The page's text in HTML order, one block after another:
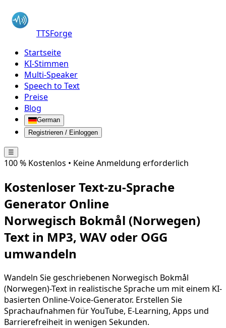
TTSForge
Startseite
KI-Stimmen
Multi-Speaker
Speech to Text
Preise
Blog
German
Registrieren / Einloggen
☰
100 % Kostenlos • Keine Anmeldung erforderlich
Kostenloser Text-zu-Sprache
Generator Online
Norwegisch Bokmål (Norwegen)
Text in MP3, WAV oder OGG
umwandeln
Wandeln Sie geschriebenen Norwegisch Bokmål
(Norwegen)-Text in realistische Sprache um mit einem KI-
basierten Online-Voice-Generator. Erstellen Sie
Sprachaufnahmen für YouTube, E-Learning, Apps und
Barrierefreiheit in wenigen Sekunden.